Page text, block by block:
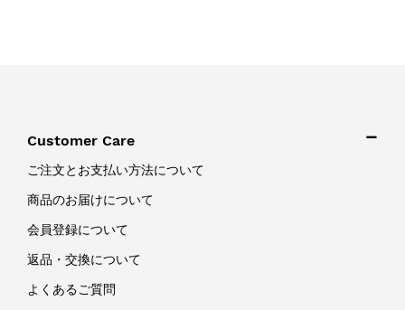
Customer Care
ご注文とお支払い方法について
商品のお届けについて
会員登録について
返品・交換について
よくあるご質問